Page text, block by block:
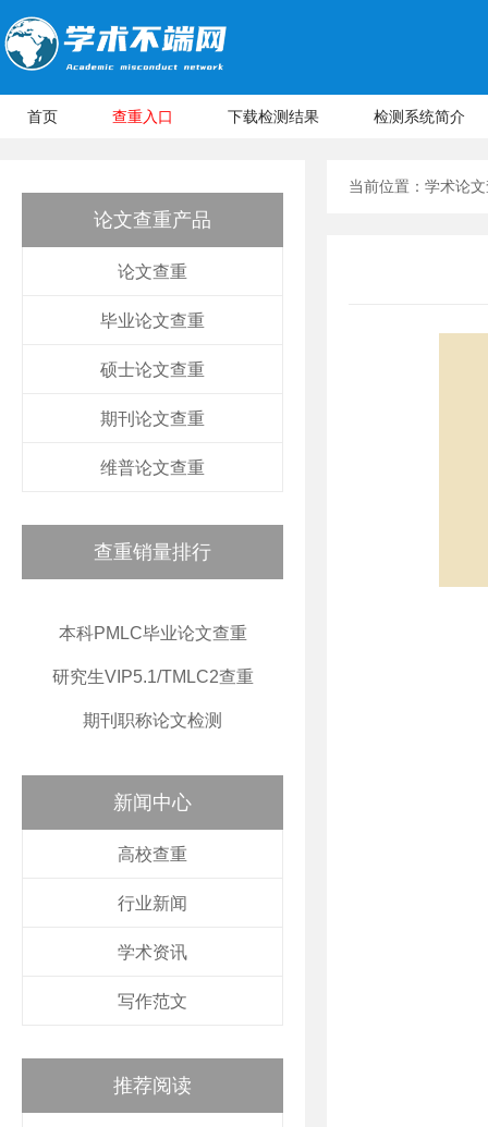
首页 查重入口 下载检测结果 检测系统简介
论文查重产品
论文查重
毕业论文查重
硕士论文查重
期刊论文查重
维普论文查重
查重销量排行
本科PMLC毕业论文查重
研究生VIP5.1/TMLC2查重
期刊职称论文检测
新闻中心
高校查重
行业新闻
学术资讯
写作范文
推荐阅读
当前位置： 学术论